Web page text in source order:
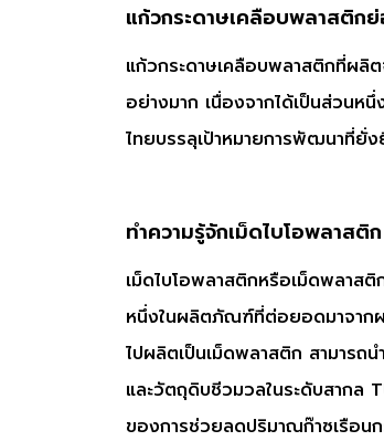
แก้วกระดาษเคลือบพลาสติก
แก้วกระดาษเคลือบพลาสติกที่ผลิ
อย่างมาก เนื่องจากได้เป็นส่วนห
ไทยบรรลุเป้าหมายการพัฒนาที่ยั่
ทำความรู้จักเม็ดไบโอพลาสติ
เม็ดไบโอพลาสติกหรือเม็ดพลาส
หนึ่งในผลิตภัณฑ์ที่ต่อยอดมาจากผ
ไปผลิตเป็นเม็ดพลาสติก สามารถ
และวัตถุดิบชีวมวลในระดับสากล
ของการช่วยลดปริมาณก๊าซเรือ